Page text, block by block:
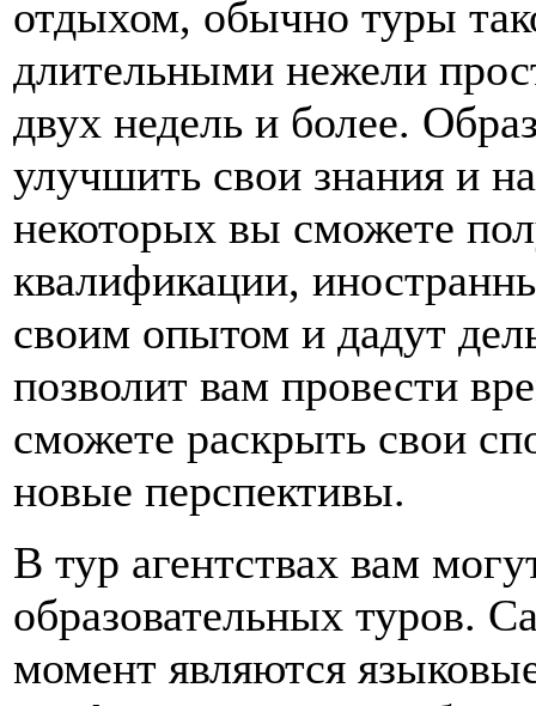
отдыхом, обычно туры
длительными нежели
двух недель и более.
улучшить свои знания и
некоторых вы сможете
квалификации,
своим опытом и дадут
позволит вам провести
сможете раскрыть свои
новые перспективы.
В тур агентствах вам
образовательных туров.
момент являются